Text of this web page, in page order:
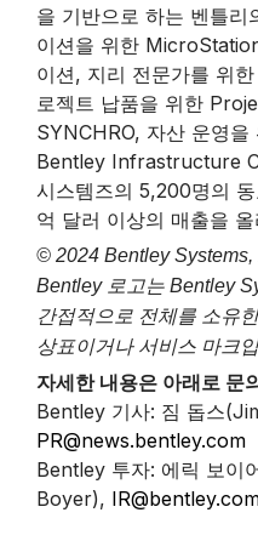
을 기반으로 하는 벤틀리
이션을 위한
이션, 지리 전문가를 위
로젝트 납품을 위한
SYNCHRO, 자산 운영
Bentley Infrastructure
시스템즈의 5,200명의
억 달러 이상의 매출을
© 2024 Bentley
Bentley 로고는 Bentley
간접적으로 전체를 소유
상표이거나 서비스 마크
자세한 내용은 아래로 문
Bentley 기사: 짐 돕스
PR@news.bentley.com
Bentley 투자: 에릭 보이
Boyer),